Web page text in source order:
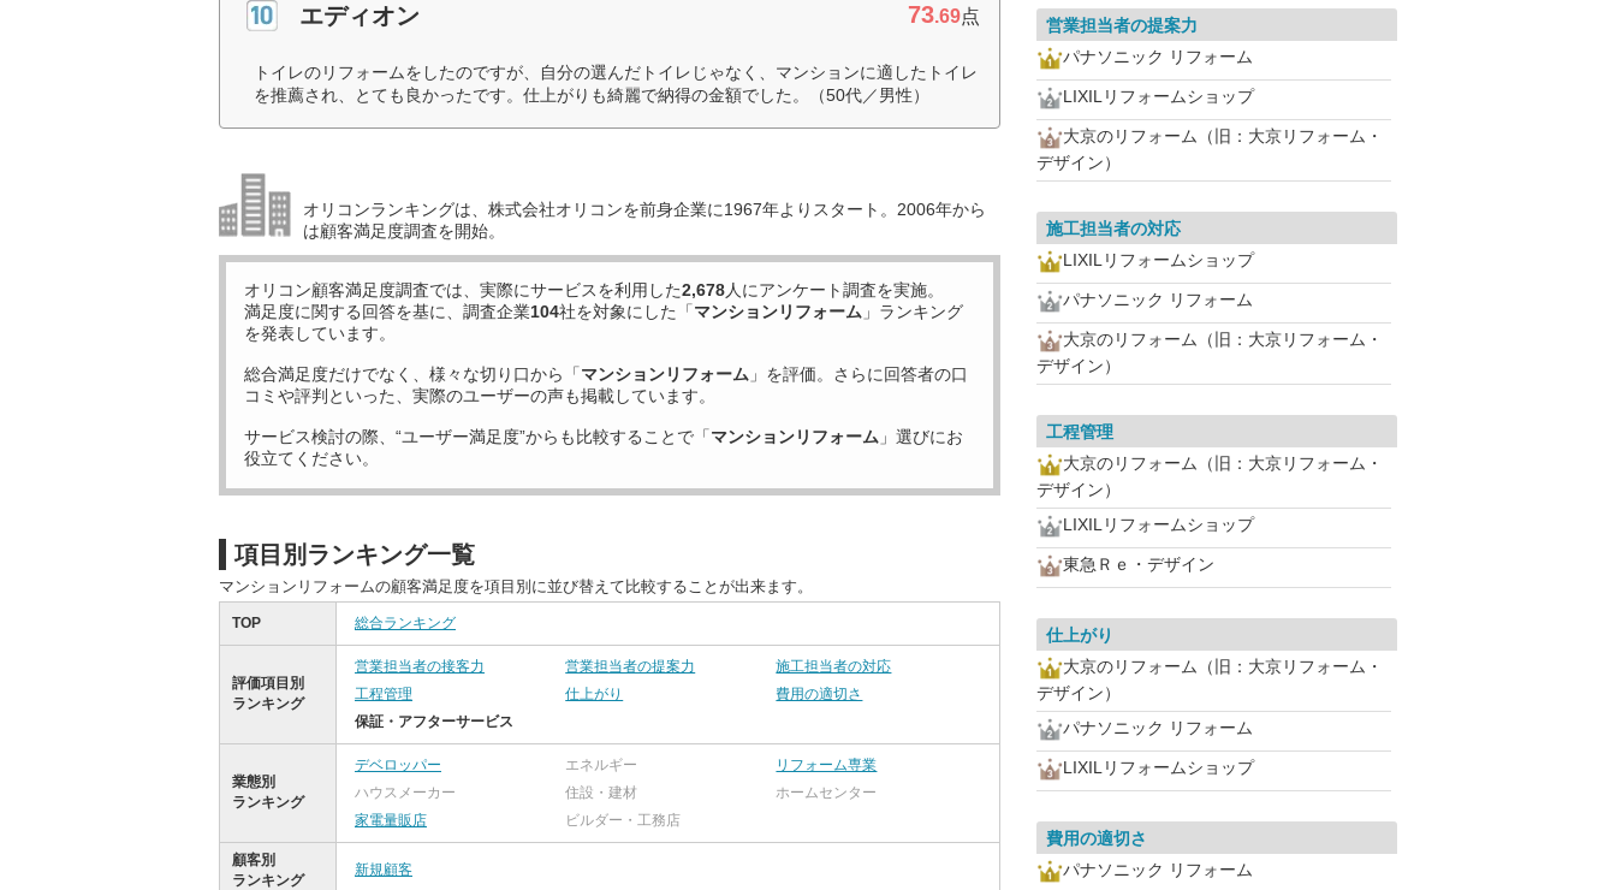
エディオン 73.69点
トイレのリフォームをしたのですが、自分の選んだトイレじゃなく、マンションに適したトイレ
を推薦され、とても良かったです。仕上がりも綺麗で納得の金額でした。（50代／男性）
オリコンランキングは、株式会社オリコンを前身企業に1967年よりスタート。2006年から
は顧客満足度調査を開始。
オリコン顧客満足度調査では、実際にサービスを利用した2,678人にアンケート調査を実施。
満足度に関する回答を基に、調査企業104社を対象にした「マンションリフォーム 」ランキング
を発表しています。
総合満足度だけでなく、様々な切り口から「マンションリフォーム 」を評価。さらに回答者の口
コミや評判といった、実際のユーザーの声も掲載しています。
サービス検討の際、“ユーザー満足度”からも比較することで「マンションリフォーム 」選びにお
役立てください。
項目別ランキング一覧
マンションリフォームの顧客満足度を項目別に並び替えて比較することが出来ます。
TOP 総合ランキング
評価項目別
ランキング
営業担当者の接客力 営業担当者の提案力
施工担当者の対応
工程管理
仕上がり
費用の適切さ
保証・アフターサービス
業態別
ランキング
デベロッパー エネルギー
リフォーム専業
ハウスメーカー
住設・建材
ホームセンター
家電量販店
ビルダー・工務店
顧客別
ランキング
新規顧客
営業担当者の提案力
パナソニック リフォーム
LIXILリフォームショップ
大京のリフォーム（旧：大京リフォーム・
デザイン）
施工担当者の対応
LIXILリフォームショップ
パナソニック リフォーム
大京のリフォーム（旧：大京リフォーム・
デザイン）
工程管理
大京のリフォーム（旧：大京リフォーム・
デザイン）
LIXILリフォームショップ
東急Ｒｅ・デザイン
仕上がり
大京のリフォーム（旧：大京リフォーム・
デザイン）
パナソニック リフォーム
LIXILリフォームショップ
費用の適切さ
パナソニック リフォーム